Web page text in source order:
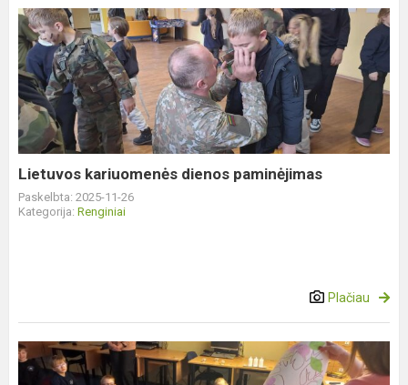
Lietuvos
kariuomenės
dienos
paminėjimas
Lietuvos kariuomenės dienos paminėjimas
Paskelbta: 2025-11-26
Kategorija: Renginiai
Plačiau
Šiaurės
šalių